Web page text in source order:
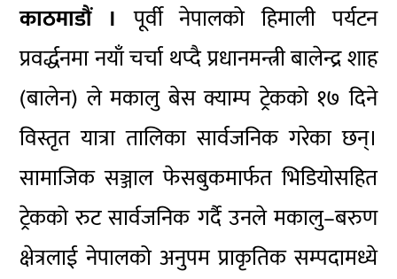
काठमाडौं ।पूर्वी नेपालको हिमाली पर्यटन
प्रवर्द्धनमा नयाँ चर्चा थप्दै प्रधानमन्त्री बालेन्द्र शाह
(बालेन) ले मकालु बेस क्याम्प ट्रेकको १७ दिने
विस्तृत यात्रा तालिका सार्वजनिक गरेका छन्।
सामाजिक सञ्जाल फेसबुकमार्फत भिडियोसहित
ट्रेकको रुट सार्वजनिक गर्दै उनले मकालु–बरुण
क्षेत्रलाई नेपालको अनुपम प्राकृतिक सम्पदामध्ये